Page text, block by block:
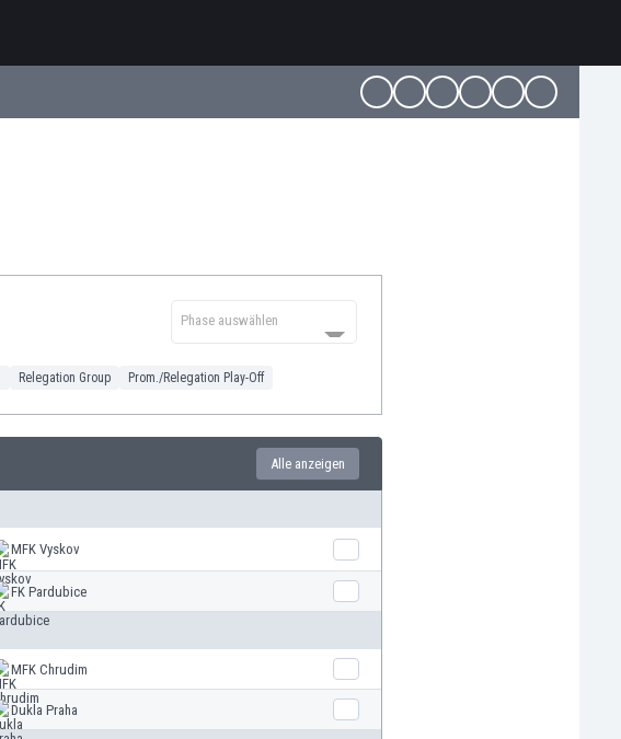
Phase auswählen
Relegation Group Prom./Relegation Play-Off
Alle anzeigen
MFK Vyskov
FK Pardubice
MFK Chrudim
Dukla Praha